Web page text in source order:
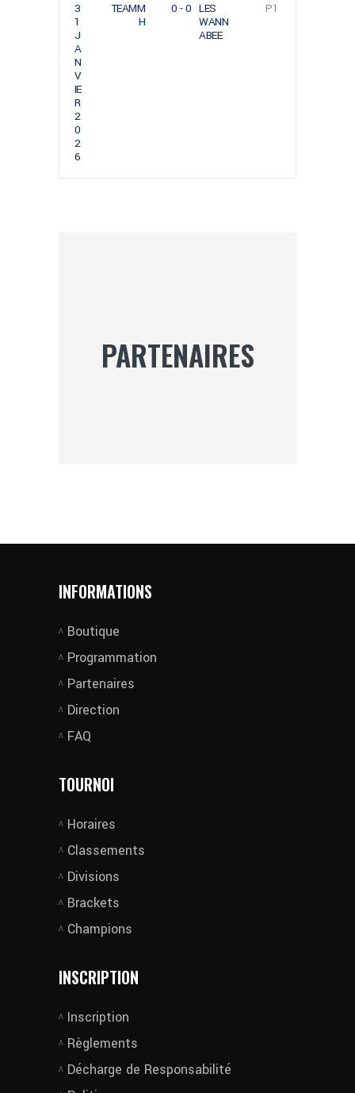
3
1
J
A
N
V
IE
R
2
0
2
6
TEAMM
H
0 - 0 LES
WANN
ABEE
P1
PARTENAIRES
INFORMATIONS
Boutique
Programmation
Partenaires
Direction
FAQ
TOURNOI
Horaires
Classements
Divisions
Brackets
Champions
INSCRIPTION
Inscription
Règlements
Décharge de Responsabilité